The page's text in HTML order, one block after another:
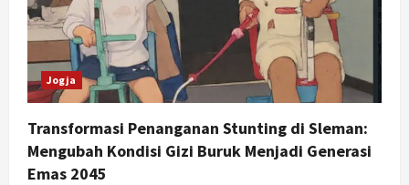
o
n Jogja
Transformasi Penanganan Stunting di Sleman:
Mengubah Kondisi Gizi Buruk Menjadi Generasi
Emas 2045